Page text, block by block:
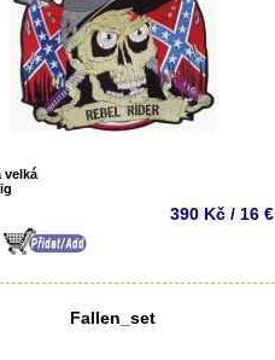
velká
390 Kč / 16 €
Fallen_set